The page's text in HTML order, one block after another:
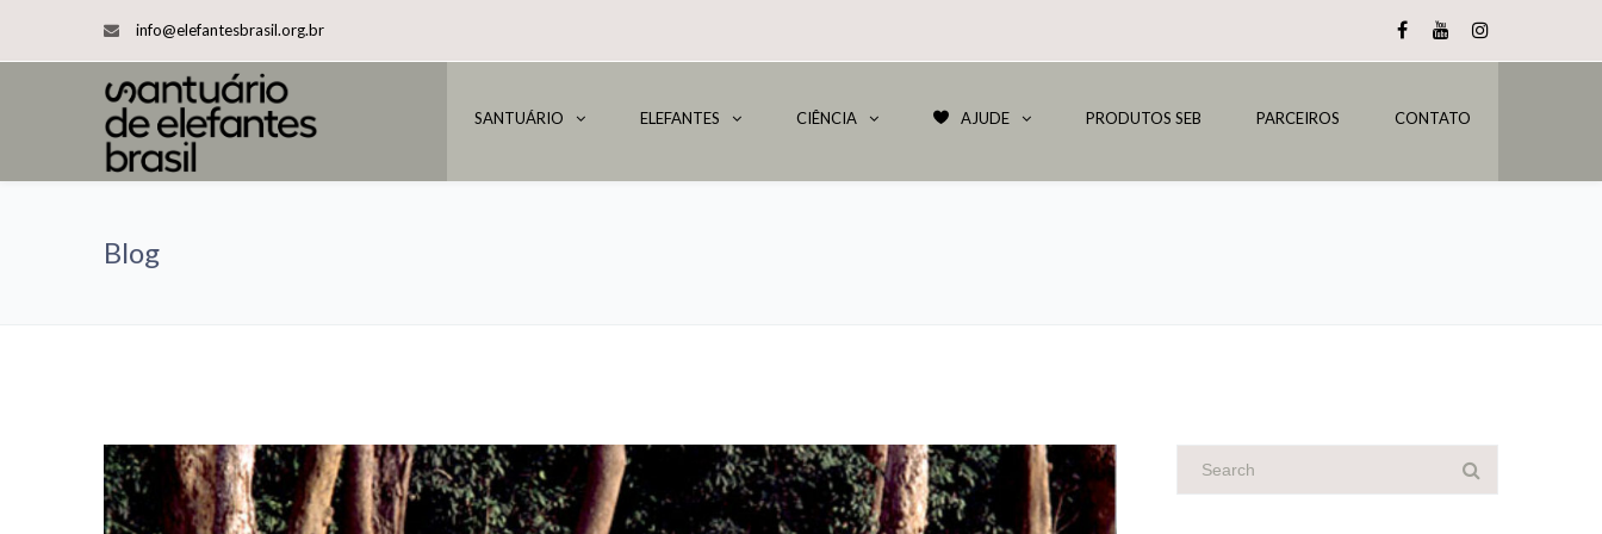
info@elefantesbrasil.org.br
SANTUÁRIO ELEFANTES CIÊNCIA AJUDE PRODUTOS SEB PARCEIROS CONTATO
Blog